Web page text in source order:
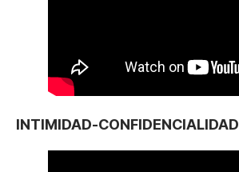
INTIMIDAD-CONFIDENCIALIDAD